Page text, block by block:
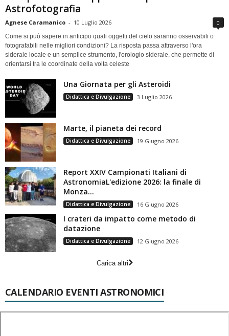
Astrofotografia
Agnese Caramanico - 10 Luglio 2026 0
Come si può sapere in anticipo quali oggetti del cielo saranno osservabili o
fotografabili nelle migliori condizioni? La risposta passa attraverso l'ora
siderale locale e un semplice strumento, l'orologio siderale, che permette di
orientarsi tra le coordinate della volta celeste
Una Giornata per gli Asteroidi
Didattica e Divulgazione 3 Luglio 2026
Marte, il pianeta dei record
Didattica e Divulgazione 19 Giugno 2026
Report XXIV Campionati Italiani di
AstronomiaL'edizione 2026: la finale di
Monza...
Didattica e Divulgazione 16 Giugno 2026
I crateri da impatto come metodo di
datazione
Didattica e Divulgazione 12 Giugno 2026
Carica altri
CALENDARIO EVENTI ASTRONOMICI